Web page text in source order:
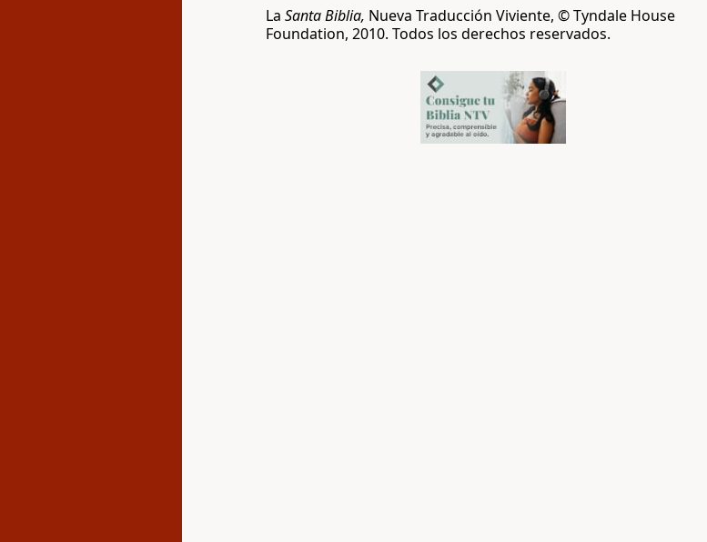
La Santa Biblia, Nueva Traducción Viviente, © Tyndale House
Foundation, 2010. Todos los derechos reservados.